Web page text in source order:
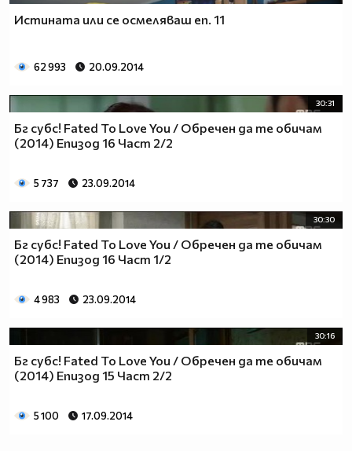
Истината или cе осмеляваш еп. 11
62 993 20.09.2014
30:31
Бг субс! Fated To Love You / Обречен да те обичам
(2014) Епизод 16 Част 2/2
5 737 23.09.2014
30:30
Бг субс! Fated To Love You / Обречен да те обичам
(2014) Епизод 16 Част 1/2
4 983 23.09.2014
30:16
Бг субс! Fated To Love You / Обречен да те обичам
(2014) Епизод 15 Част 2/2
5 100 17.09.2014